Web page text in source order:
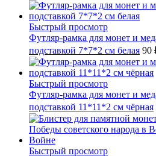
Быстрый просмотр
Футляр-рамка для монет и
подставкой 7*7*2 см белая 90
Быстрый просмотр
Футляр-рамка для монет и
подставкой 11*11*2 см чёрная
Быстрый просмотр